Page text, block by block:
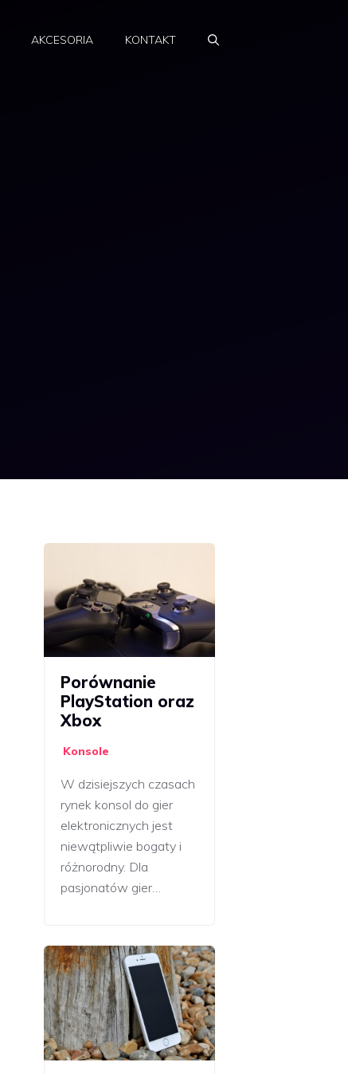
AKCESORIA KONTAKT
Porównanie
PlayStation oraz
Xbox
Konsole
W dzisiejszych czasach
rynek konsol do gier
elektronicznych jest
niewątpliwie bogaty i
różnorodny. Dla
pasjonatów gier…